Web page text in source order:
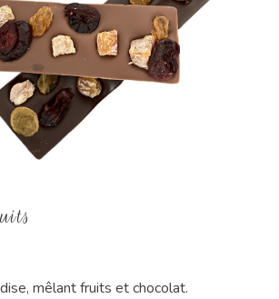
mêlant fruits et chocolat.